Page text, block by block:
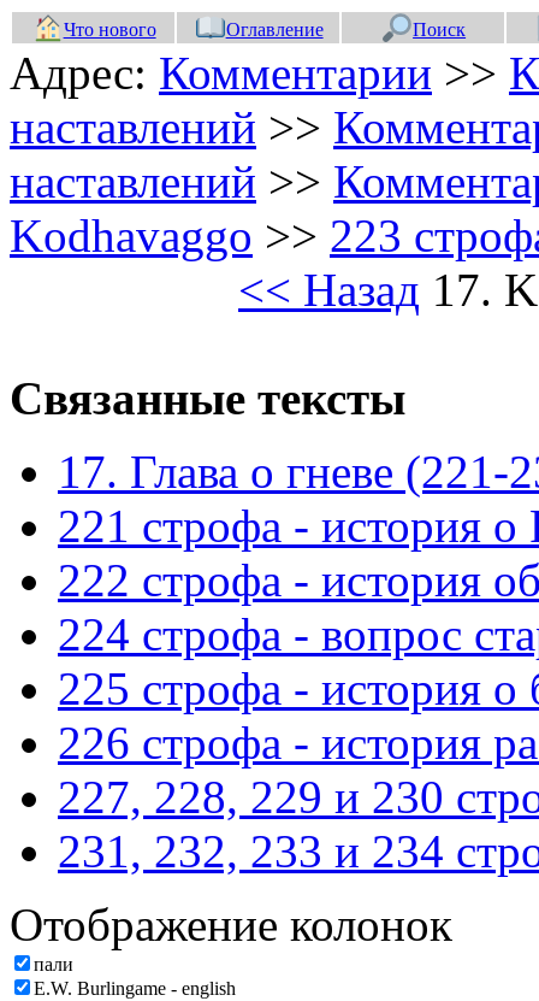
Что нового Оглавление Поиск
Адрес: Комментарии >>
наставлений >>
наставлений >>
Kodhavaggo >> 223
<< Назад 17.
Связанные тексты
17. Глава о гневе (221-
221 строфа - история
222 строфа - история
224 строфа - вопрос
225 строфа - история
226 строфа - история
227, 228, 229 и 230
231, 232, 233 и 234
Отображение колонок
пали
E.W. Burlingame - english